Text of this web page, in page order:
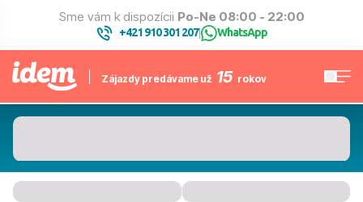
Sme vám k dispozícii Po-Ne 08:00 - 22:00
+421 910 301 207| WhatsApp
Zájazdy predávame už 15 rokov